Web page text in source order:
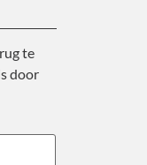
te
door